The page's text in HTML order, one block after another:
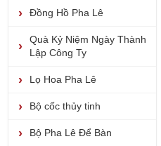
Đồng Hồ Pha Lê
Quà Kỷ Niệm Ngày Thành
Lập Công Ty
Lọ Hoa Pha Lê
Bộ cốc thủy tinh
Bộ Pha Lê Để Bàn